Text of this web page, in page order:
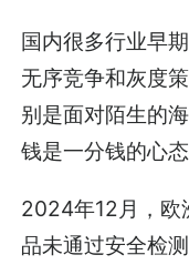
国内很多行业早
无序竞争和灰度
别是面对陌生的
钱是一分钱的心
2024年12月，欧
品未通过安全检